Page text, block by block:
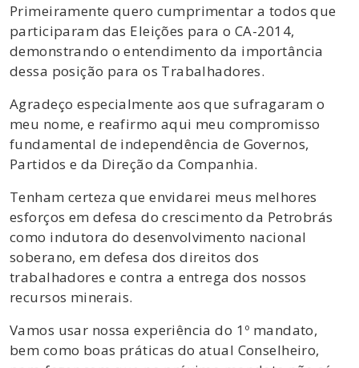
Primeiramente quero cumprimentar a todos que
participaram das Eleições para o CA-2014,
demonstrando o entendimento da importância
dessa posição para os Trabalhadores.
Agradeço especialmente aos que sufragaram o
meu nome, e reafirmo aqui meu compromisso
fundamental de independência de Governos,
Partidos e da Direção da Companhia.
Tenham certeza que envidarei meus melhores
esforços em defesa do crescimento da Petrobrás
como indutora do desenvolvimento nacional
soberano, em defesa dos direitos dos
trabalhadores e contra a entrega dos nossos
recursos minerais.
Vamos usar nossa experiência do 1º mandato,
bem como boas práticas do atual Conselheiro,